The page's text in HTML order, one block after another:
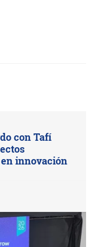
con Tafí
innovación